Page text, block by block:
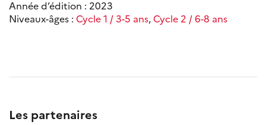
Année d’édition : 2023
Niveaux-âges : Cycle 1 / 3-5 ans,Cycle 2 / 6-8 ans
Les partenaires